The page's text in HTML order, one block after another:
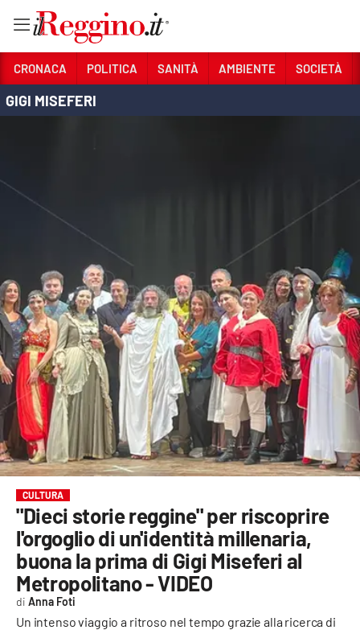
Sezioni
SANITÀ
SOCIETÀ
CULTURA
ECONOMIA E LAVORO
EVENTI
SPORT
Streaming
LAC TV
LAC NETWORK
LAC ONAIR
LaC
Network
CRONACA POLITICA SANITÀ AMBIENTE SOCIETÀ
GIGI MISEFERI
CULTURA
"Dieci storie reggine" per riscoprire
l'orgoglio di un'identità millenaria,
buona la prima di Gigi Miseferi al
Metropolitano - VIDEO
Un intenso viaggio a ritroso nel tempo grazie alla ricerca di
Anna Foti